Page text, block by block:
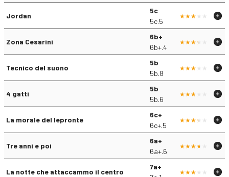
Jordan
5c
5c.5
Zona Cesarini
6b+
6b+.4
Tecnico del suono
5b
5b.8
4 gatti
5b
5b.6
La morale del lepronte
6c+
6c+.5
Tre anni e poi
6a+
6a+.6
La notte che attaccammo il centro
7a+